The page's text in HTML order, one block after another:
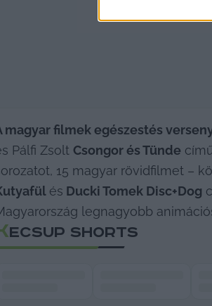
magyar filmek egészestés
Pálfi Zsolt Csongor és Tünde
15 magyar rövidfilmet –
és Ducki Tomek Disc+Dog
legnagyobb
ECSUP SHORTS